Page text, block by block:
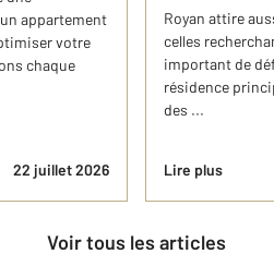
appartement
votre
chaque
22 juillet 2026
Royan attire
celles
important de
résidence
des ...
Lire plus
Voir tous les articles